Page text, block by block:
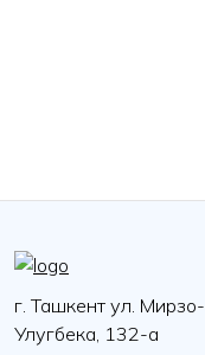
г. Ташкент ул. Мирзо-
Улугбека, 132-а